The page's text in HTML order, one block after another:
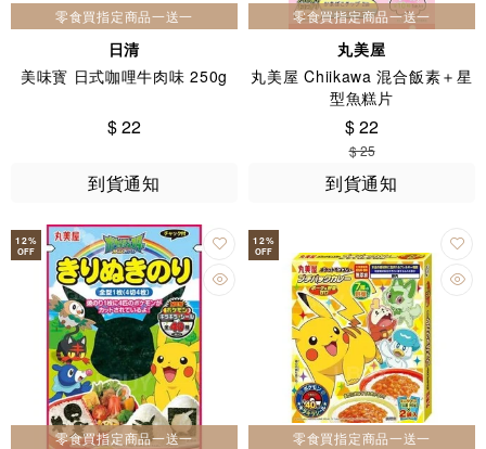
零食買指定商品一送一
日清
美味寳 日式咖哩牛肉味 250g
$ 22
到貨通知
零食買指定商品一送一
丸美屋
丸美屋 Chiikawa 混合飯素＋星
型魚糕片
$ 22
$ 25
到貨通知
12%
OFF
零食買指定商品一送一
12%
OFF
零食買指定商品一送一